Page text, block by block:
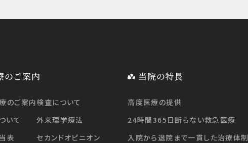
のご案内
のご案内
いて
表
検査について
外来理学療法
セカンドオピニオン
当院の特長
高度医療の提供
24時間365日断らない救急医療
入院から退院まで一貫した治療体制